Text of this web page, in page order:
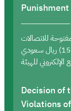
Punishment
للاتصالات
Decision of
Violations